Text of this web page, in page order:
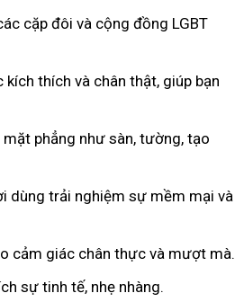
cặp đôi và cộng đồng LGBT
thích và chân thật, giúp bạn
phẳng như sàn, tường, tạo
dùng trải nghiệm sự mềm mại và
cảm giác chân thực và mượt mà.
sự tinh tế, nhẹ nhàng.